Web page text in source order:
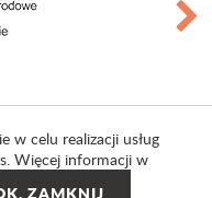
w celu realizacji usług
Więcej informacji w